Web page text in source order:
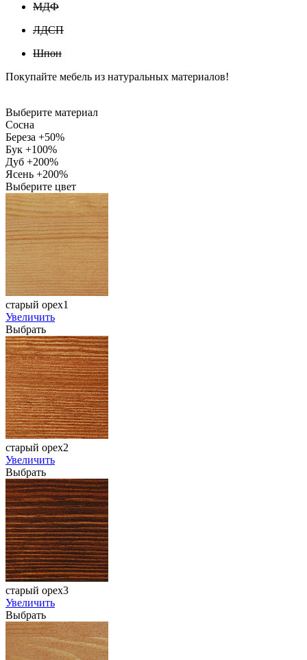
МДФ
ЛДСП
Шпон
Покупайте мебель из натуральных материалов!
Выберите материал
Сосна
Береза +50%
Бук +100%
Дуб +200%
Ясень +200%
Выберите цвет
старый орех1
Увеличить
Выбрать
старый орех2
Увеличить
Выбрать
старый орех3
Увеличить
Выбрать